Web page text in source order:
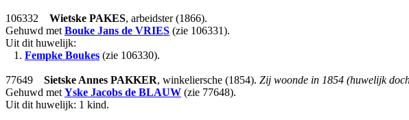
106332 Wietske PAKES, arbeidster (1866).
Gehuwd met Bouke Jans de VRIES (zie 106331).
Uit dit huwelijk:
1. Fempke Boukes (zie 106330).
77649 Sietske Annes PAKKER, winkeliersche (1854). Zij woonde in 1854 (huwelijk
Gehuwd met Yske Jacobs de BLAUW (zie 77648).
Uit dit huwelijk: 1 kind.